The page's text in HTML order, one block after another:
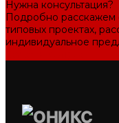
Нужна консультация?
Подробно расскажем
типовых проектах,
индивидуальное